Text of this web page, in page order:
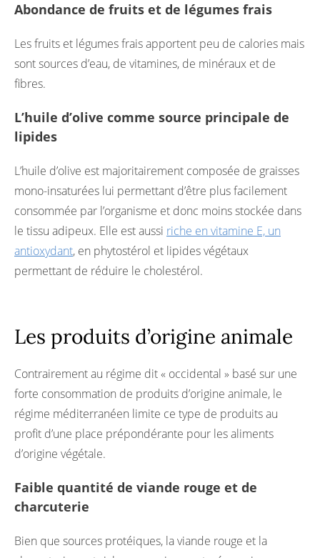
Abondance de fruits et de légumes frais
Les fruits et légumes frais apportent peu de calories mais
sont sources d’eau, de vitamines, de minéraux et de
fibres.
L’huile d’olive comme source principale de
lipides
L’huile d’olive est majoritairement composée de graisses
mono-insaturées lui permettant d’être plus facilement
consommée par l’organisme et donc moins stockée dans
le tissu adipeux. Elle est aussi riche en vitamine E, un
antioxydant, en phytostérol et lipides végétaux
permettant de réduire le cholestérol.
Les produits d’origine animale
Contrairement au régime dit « occidental » basé sur une
forte consommation de produits d’origine animale, le
régime méditerranéen limite ce type de produits au
profit d’une place prépondérante pour les aliments
d’origine végétale.
Faible quantité de viande rouge et de
charcuterie
Bien que sources protéiques, la viande rouge et la